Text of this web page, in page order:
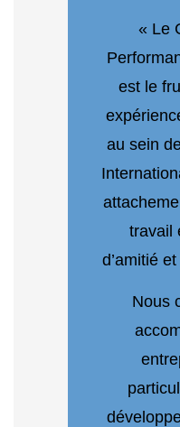
« Le
est le
au sein
travail
d’amitié
Nous